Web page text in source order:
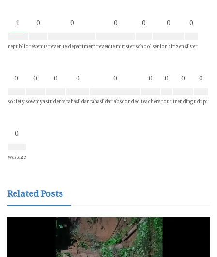
1
republic
0
revenue
0
revenue department
0
revenue minister
0
school
0
senior citizen
0
silver
0
society
0
sowmya
0
students
0
tahasildar
0
tahasildar absconded
0
teachers
0
tour
0
trending
0
udupi
0
wastage
Related Posts